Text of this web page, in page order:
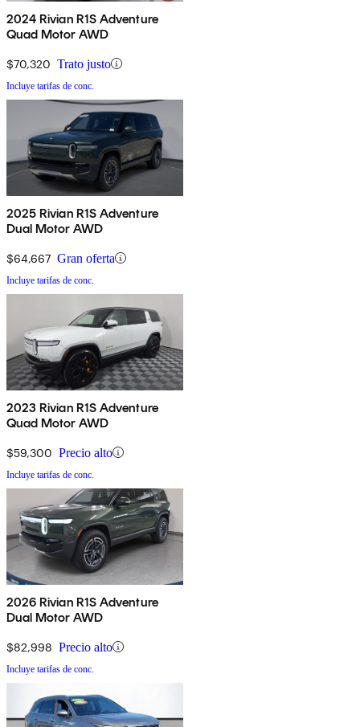
2024 Rivian R1S Adventure
Quad Motor AWD
$70,320 Trato justo
Incluye tarifas de conc.
2025 Rivian R1S Adventure
Dual Motor AWD
$64,667 Gran oferta
Incluye tarifas de conc.
2023 Rivian R1S Adventure
Quad Motor AWD
$59,300 Precio alto
Incluye tarifas de conc.
2026 Rivian R1S Adventure
Dual Motor AWD
$82,998 Precio alto
Incluye tarifas de conc.